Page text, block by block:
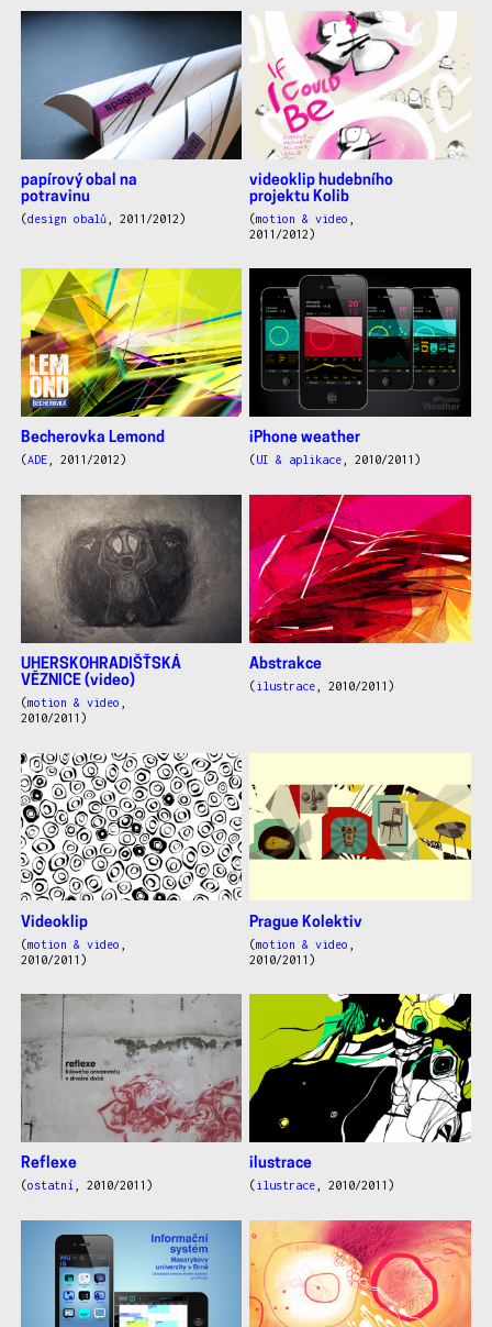
papírový obal na
potravinu
(design obalů, 2011/2012)
videoklip hudebního
projektu Kolib
(motion & video
2011/2012)
Becherovka Lemond
(ADE, 2011/2012)
iPhone weather
( UI & aplikace , 2010/2011)
UHERSKOHRADIŠŤSKÁ
VĚZNICE (video)
(motion & video
2010/2011)
Abstrakce
(ilustrace , 2010/2011)
Videoklip
(motion & video
2010/2011)
Prague Kolektiv
(motion & video
2010/2011)
Reflexe
(ostatní , 2010/2011)
ilustrace
(ilustrace , 2010/2011)